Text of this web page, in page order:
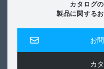
カタログ
製品に関する
お
カ